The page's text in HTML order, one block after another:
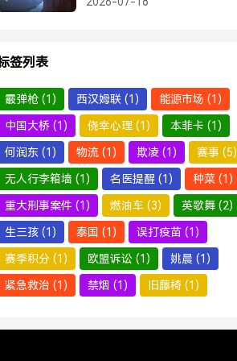
得1000万大奖
签列表
霰弹枪 (1) 西汉姆联 (1) 能源市场 (1)
中国大桥 (1) 侥幸心理 (1) 本菲卡 (1)
何润东 (1) 物流 (1) 欺凌 (1) 赛事 (5)
无人行李箱墙 (1) 名医提醒 (1) 种菜 (1)
重大刑事案件 (1) 燃油车 (3) 英歌舞 (2)
生三孩 (1) 泰国 (1) 误打疫苗 (1)
赛季积分 (1) 欧盟诉讼 (1) 姚晨 (1)
紧急救治 (1) 禁烟 (1) 旧藤椅 (1)